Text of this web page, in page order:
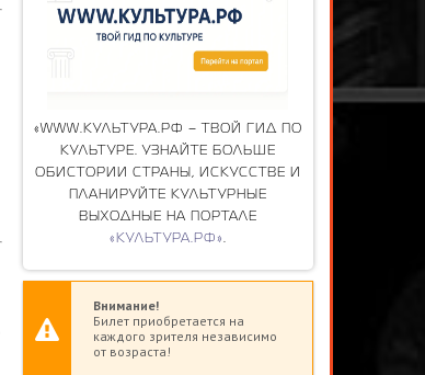
«WWW.КУЛЬТУРА.РФ – ТВОЙ ГИД ПО
КУЛЬТУРЕ. УЗНАЙТЕ БОЛЬШЕ
ОБИСТОРИИ СТРАНЫ, ИСКУССТВЕ И
ПЛАНИРУЙТЕ КУЛЬТУРНЫЕ
ВЫХОДНЫЕ НА ПОРТАЛЕ
«КУЛЬТУРА.РФ» .
Внимание!
Билет приобретается на
каждого зрителя независимо
от возраста!